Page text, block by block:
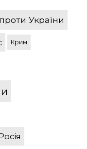
України
Крим